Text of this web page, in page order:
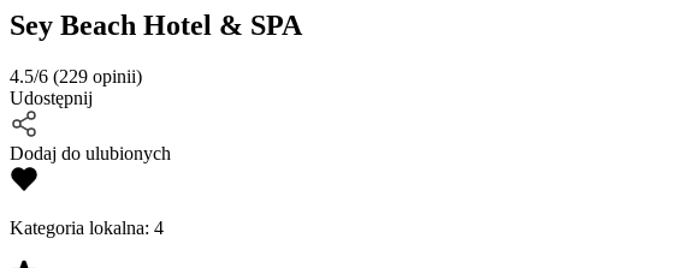
Sey Beach Hotel & SPA
4.5/6 (229 opinii)
Udostępnij
Dodaj do ulubionych
Kategoria lokalna: 4